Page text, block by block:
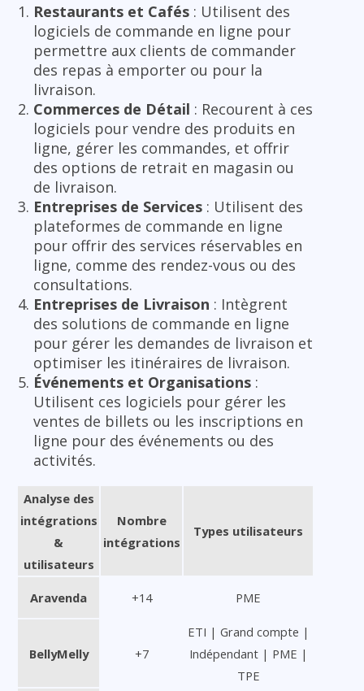
Restaurants et Cafés : Utilisent des
logiciels de commande en ligne pour
permettre aux clients de commander
des repas à emporter ou pour la
livraison.
Commerces de Détail : Recourent à ces
logiciels pour vendre des produits en
ligne, gérer les commandes, et offrir
des options de retrait en magasin ou
de livraison.
Entreprises de Services : Utilisent des
plateformes de commande en ligne
pour offrir des services réservables en
ligne, comme des rendez-vous ou des
consultations.
Entreprises de Livraison : Intègrent
des solutions de commande en ligne
pour gérer les demandes de livraison et
optimiser les itinéraires de livraison.
Événements et Organisations :
Utilisent ces logiciels pour gérer les
ventes de billets ou les inscriptions en
ligne pour des événements ou des
activités.
Analyse des
intégrations
&
utilisateurs
Nombre
intégrations
Types utilisateurs
Aravenda +14 PME
BellyMelly +7
ETI | Grand compte |
Indépendant | PME |
TPE